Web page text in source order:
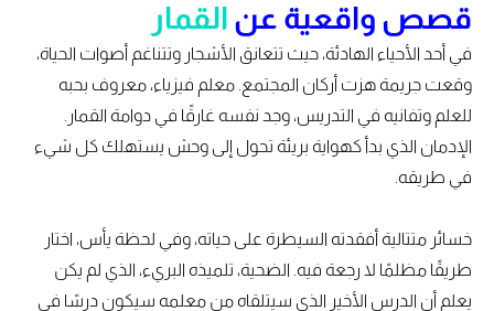
قصص واقعية عنالقمار
في أحد الأحياء الهادئة، حيث تتعانق الأشجار وتتناغم أصوات الحياة،
وقعت جريمة هزت أركان المجتمع. معلم فيزياء، معروف بحبه
للعلم وتفانيه في التدريس، وجد نفسه غارقًا في دوامة القمار.
الإدمان الذي بدأ كهواية بريئة تحول إلى وحش يستهلك كل شيء
في طريقه.
خسائر متتالية أفقدته السيطرة على حياته، وفي لحظة يأس، اختار
طريقًا مظلمًا لا رجعة فيه. الضحية، تلميذه البريء، الذي لم يكن
يعلم أن الدرس الأخير الذي سيتلقاه من معلمه سيكون درسًا في